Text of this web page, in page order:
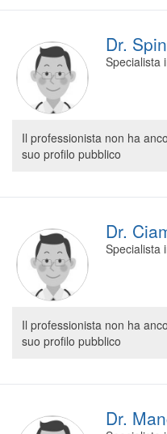
Per gli
Prenotazioni
Planner e
Segreteria
Dr.
Specialista
Il professionista non ha
suo profilo pubblico
Dr.
Specialista
Il professionista non ha
suo profilo pubblico
Dr.